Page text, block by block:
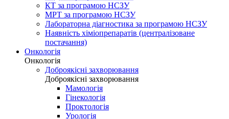
КТ за програмою НСЗУ
МРТ за програмою НСЗУ
Лабораторна діагностика за програмою НСЗУ
Наявність хіміопрепаратів (централізоване
постачання)
Онкологія
Онкологія
Доброякісні захворювання
Доброякісні захворювання
Мамологія
Гінекологія
Проктологія
Урологія